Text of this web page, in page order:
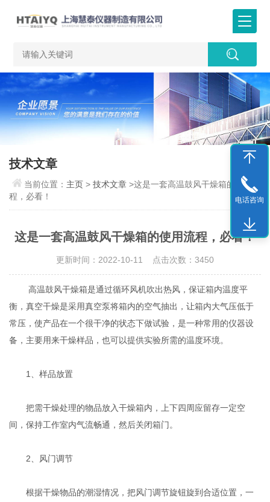
技术文章
当前位置： 主页 >技术文章 >这是一套高温鼓风干燥箱的使用流
程，必看！
这是一套高温鼓风干燥箱的使用流程，必看！
更新时间：2022-10-11 点击次数：3450
高温鼓风干燥箱是通过循环风机吹出热风，保证箱内温度平
衡，真空干燥是采用真空泵将箱内的空气抽出，让箱内大气压低于
常压，使产品在一个很干净的状态下做试验，是一种常用的仪器设
备，主要用来干燥样品，也可以提供实验所需的温度环境。
1、样品放置
把需干燥处理的物品放入干燥箱内，上下四周应留存一定空
间，保持工作室内气流畅通，然后关闭箱门。
2、风门调节
根据干燥物品的潮湿情况，把风门调节旋钮旋到合适位置，一
电话咨询